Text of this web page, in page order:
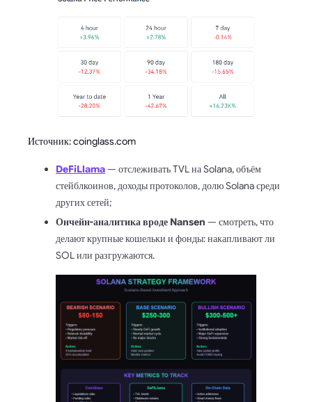
Источник: coinglass.com
DeFiLlama— отслеживать TVL на Solana, объём
стейблкоинов, доходы протоколов, долю Solana среди
других сетей;
Ончейн-аналитика вроде Nansen — смотреть, что
делают крупные кошельки и фонды: накапливают ли
SOL или разгружаются.